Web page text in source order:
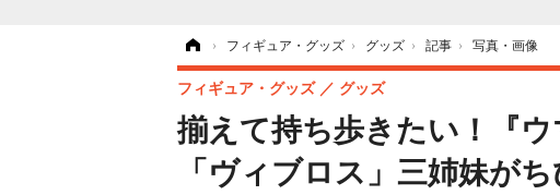
› フィギュア・グッズ › グッズ › 記事 › 写真・画像
揃えて持ち歩きたい！『
「ヴィブロス」三姉妹が
フィギュア・グッズ グッズ